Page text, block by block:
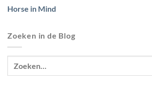
Horse in Mind
Zoeken in de Blog